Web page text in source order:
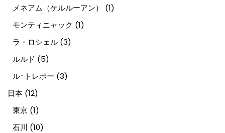
メネアム（ケルルーアン）
(1)
モンティニャック (1)
ラ・ロシェル (3)
ルルド (5)
ル･トレポー (3)
日本 (12)
東京 (1)
石川 (10)